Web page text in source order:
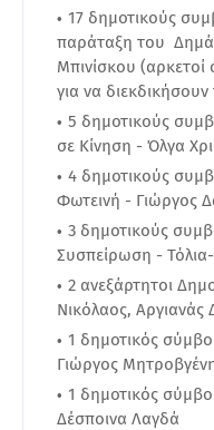
17 δημοτικούς
παράταξη του
Μπινίσκου
για να
5 δημοτικούς
σε Κίνηση - Όλγα
4 δημοτικούς
Φωτεινή - Γιώργος
3 δημοτικούς
Συσπείρωση -
2 ανεξάρτητοι
Νικόλαος, Αργιανάς
1 δημοτικός
Γιώργος
1 δημοτικός
Δέσποινα Λαγδά